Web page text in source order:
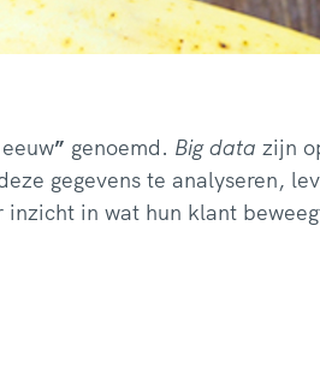
” genoemd. Big data zijn
gegevens te analyseren,
inzicht in wat hun klant